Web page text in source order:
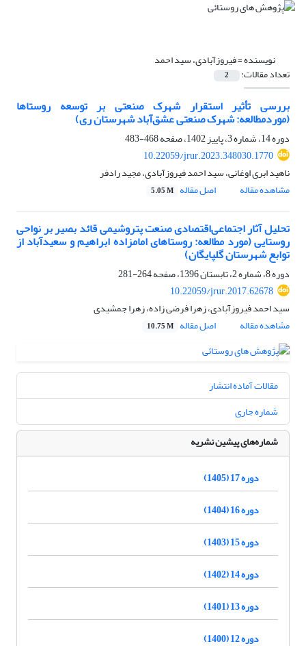
نویسنده =فیروزآبادی، سید احمد
تعداد مقالات: 2
بررسی تأثیر استقرار شهرک صنعتی بر توسعه روستاها
(موردمطالعه: شهرک صنعتی عشق‌آباد شهرستان ری)
دوره 14، شماره 3، پاییز 1402، صفحه
468-483
10.22059/jrur.2023.348030.1770
ناهید ابری اوغانی، سید احمد فیروزآبادی، مجید رادفر
مشاهده مقاله
اصل مقاله 5.05 M
تحلیل آثار اجتماعی‌اقتصادی صنعت پتروشیمی قائد بصیر بر نواحی
روستایی (مورد مطالعه: روستاهای امامزاده ابراهیم و سعیدآباد از
توابع شهرستان گلپایگان)
دوره 8، شماره 2، تابستان 1396، صفحه
264-281
10.22059/jrur.2017.62678
سید احمد فیروزآبادی، زهرا فرضی زاده، زهرا جمشیدی
مشاهده مقاله
اصل مقاله 10.75 M
مقالات آماده انتشار
شماره جاری
شماره‌های پیشین نشریه
دوره 17 (1405)
دوره 16 (1404)
دوره 15 (1403)
دوره 14 (1402)
دوره 13 (1401)
دوره 12 (1400)